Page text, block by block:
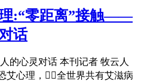
理:“零距离”接触——
话
的心灵对话 本刊记者 牧云人
艾心理，全世界共有艾滋病